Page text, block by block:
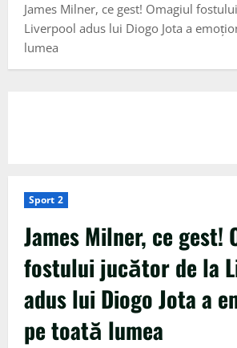
James Milner, ce gest! Omagiul
Liverpool adus lui Diogo Jota a
lumea
Sport 2
James Milner, ce gest!
fostului jucător de la
adus lui Diogo Jota a
pe toată lumea